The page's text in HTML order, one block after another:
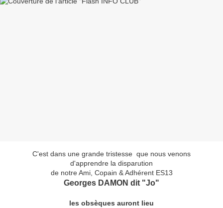
C'est dans une grande tristesse que nous venons
d'apprendre la disparution
de notre Ami, Copain & Adhérent ES13
Georges DAMON dit "Jo"
les obsèques auront lieu